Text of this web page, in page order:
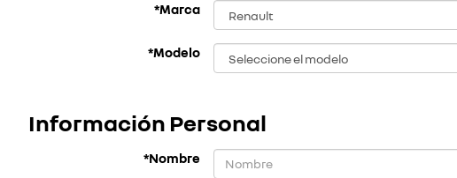
*Marca
*Modelo
Información Personal
*Nombre